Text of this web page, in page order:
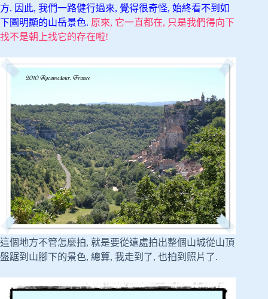
方. 因此, 我們一路健行過來, 覺得很奇怪, 始終看不到如
下圖明顯的山岳景色. 原來, 它一直都在, 只是我們得向下
找不是朝上找它的存在啦!
這個地方不管怎麼拍, 就是要從遠處拍出整個山城從山頂
盤踞到山腳下的景色, 總算, 我走到了, 也拍到照片了.